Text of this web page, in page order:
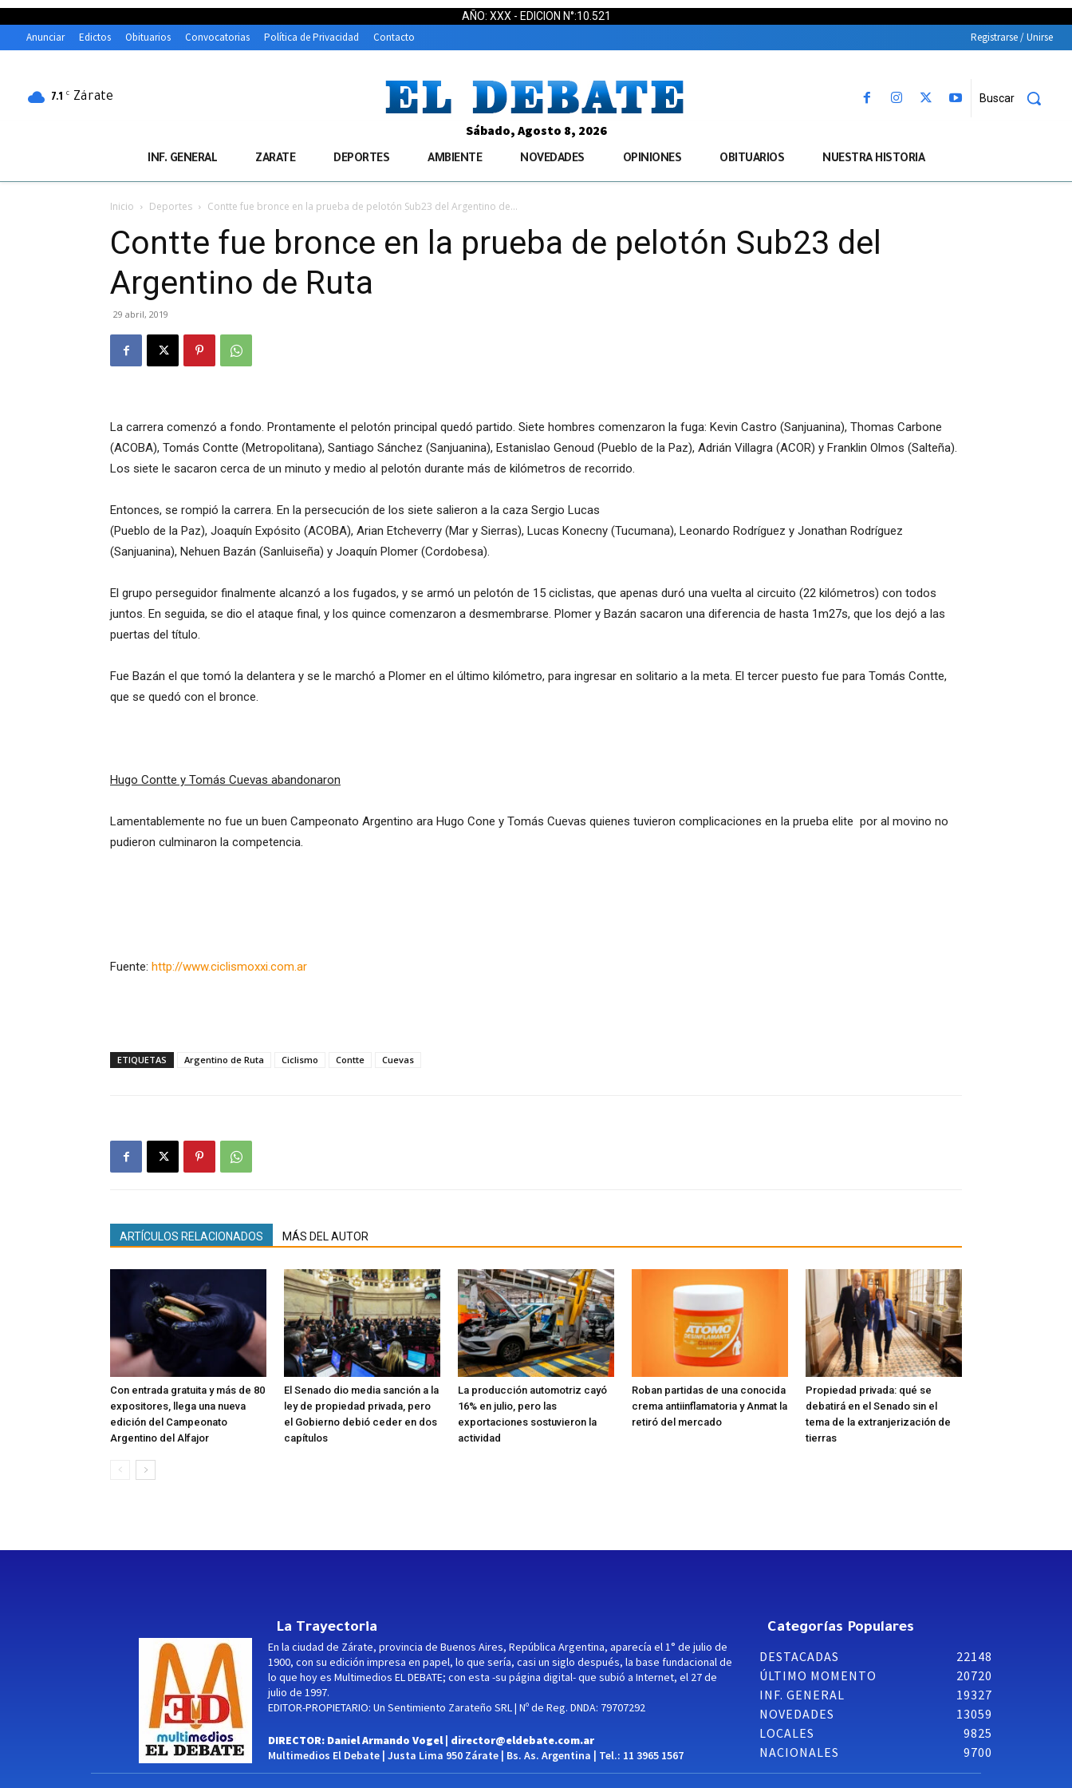
AÑO: XXX - EDICION N°:10.521
Anunciar Edictos Obituarios Convocatorias Política de Privacidad Contacto Registrarse / Unirse
7.1 C Zárate Buscar
Sábado, Agosto 8, 2026
INF. GENERAL ZARATE DEPORTES AMBIENTE NOVEDADES OPINIONES OBITUARIOS NUESTRA HISTORIA
Inicio Deportes Contte fue bronce en la prueba de pelotón Sub23 del Argentino de...
Contte fue bronce en la prueba de pelotón Sub23 del
Argentino de Ruta
29 abril, 2019
La carrera comenzó a fondo. Prontamente el pelotón principal quedó partido. Siete hombres comenzaron la fuga: Kevin Castro (Sanjuanina), Thomas Carbone
(ACOBA), Tomás Contte (Metropolitana), Santiago Sánchez (Sanjuanina), Estanislao Genoud (Pueblo de la Paz), Adrián Villagra (ACOR) y Franklin Olmos (Salteña).
Los siete le sacaron cerca de un minuto y medio al pelotón durante más de kilómetros de recorrido.
Entonces, se rompió la carrera. En la persecución de los siete salieron a la caza Sergio Lucas
(Pueblo de la Paz), Joaquín Expósito (ACOBA), Arian Etcheverry (Mar y Sierras), Lucas Konecny (Tucumana), Leonardo Rodríguez y Jonathan Rodríguez
(Sanjuanina), Nehuen Bazán (Sanluiseña) y Joaquín Plomer (Cordobesa).
El grupo perseguidor finalmente alcanzó a los fugados, y se armó un pelotón de 15 ciclistas, que apenas duró una vuelta al circuito (22 kilómetros) con todos
juntos. En seguida, se dio el ataque final, y los quince comenzaron a desmembrarse. Plomer y Bazán sacaron una diferencia de hasta 1m27s, que los dejó a las
puertas del título.
Fue Bazán el que tomó la delantera y se le marchó a Plomer en el último kilómetro, para ingresar en solitario a la meta. El tercer puesto fue para Tomás Contte,
que se quedó con el bronce.
Hugo Contte y Tomás Cuevas abandonaron
Lamentablemente no fue un buen Campeonato Argentino ara Hugo Cone y Tomás Cuevas quienes tuvieron complicaciones en la prueba elite por al movino no
pudieron culminaron la competencia.
Fuente: http://www.ciclismoxxi.com.ar
ETIQUETAS Argentino de Ruta Ciclismo Contte Cuevas
ARTÍCULOS RELACIONADOS MÁS DEL AUTOR
Con entrada gratuita y más de 80
expositores, llega una nueva
edición del Campeonato
Argentino del Alfajor
El Senado dio media sanción a la
ley de propiedad privada, pero
el Gobierno debió ceder en dos
capítulos
La producción automotriz cayó
16% en julio, pero las
exportaciones sostuvieron la
actividad
Roban partidas de una conocida
crema antiinflamatoria y Anmat la
retiró del mercado
Propiedad privada: qué se
debatirá en el Senado sin el
tema de la extranjerización de
tierras
La Trayectoria
En la ciudad de Zárate, provincia de Buenos Aires, República Argentina, aparecía el 1° de julio de
1900, con su edición impresa en papel, lo que sería, casi un siglo después, la base fundacional de
lo que hoy es Multimedios EL DEBATE; con esta -su página digital- que subió a Internet, el 27 de
julio de 1997.
EDITOR-PROPIETARIO: Un Sentimiento Zarateño SRL | Nº de Reg. DNDA: 79707292
DIRECTOR: Daniel Armando Vogel | director@eldebate.com.ar
Multimedios El Debate | Justa Lima 950 Zárate | Bs. As. Argentina | Tel.: 11 3965 1567
Categorías Populares
DESTACADAS
22148
ÚLTIMO MOMENTO
20720
INF. GENERAL
19327
NOVEDADES
13059
LOCALES
9825
NACIONALES
9700